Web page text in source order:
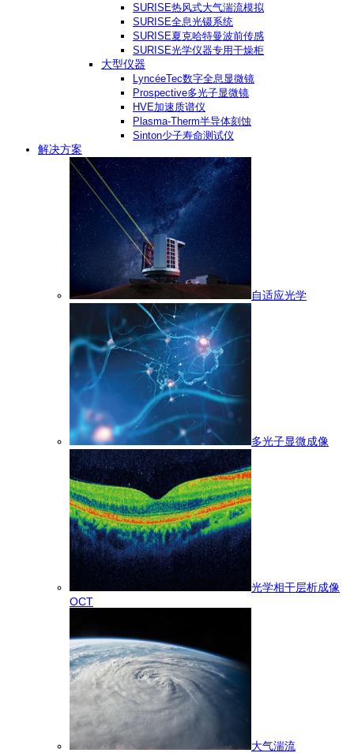
SURISE热风式大气湍流模拟
SURISE全息光镊系统
SURISE夏克哈特曼波前传感
SURISE光学仪器专用干燥柜
大型仪器
LyncéeTec数字全息显微镜
Prospective多光子显微镜
HVE加速质谱仪
Plasma-Therm半导体刻蚀
Sinton少子寿命测试仪
解决方案
自适应光学
多光子显微成像
光学相干层析成像
OCT
大气湍流